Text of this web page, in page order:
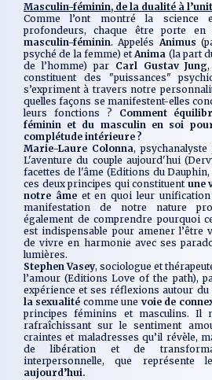
Masculin-féminin, de la dualité à
Comme l’ont montré la science
profondeurs, chaque être porte
masculin-féminin. Appelés Animus
psyché de la femme) etAnima (la part
de l’homme) par Carl Gustav Jung
constituent des "puissances"
s’expriment à travers notre
quelles façons se manifestent-elles
leurs fonctions ? Comment
féminin et du masculin en soi
complétude intérieure ?
Marie-Laure Colonna,
L'aventure du couple aujourd'hui
facettes de l'âme (Editions du
ces deux principes qui constituent une
notre âmeet en quoi leur unification
manifestation de notre nature
également de comprendre pourquoi
est indispensable pour amener l’être
de vivre en harmonie avec ses
lumières.
Stephen Vasey, sociologue et
l’amour (Editions Love of the path),
expérience et ses réflexions autour du
la sexualité comme une voie de
principes féminins et masculins. Il
rafraîchissant sur le sentiment
craintes et maladresses qu’il révèle,
de libération et de
interpersonnelle, que représente
aujourd’hui.